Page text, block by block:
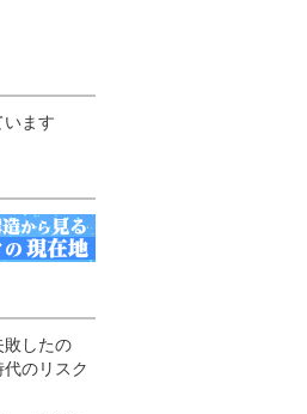
います
敗したの
のリスク